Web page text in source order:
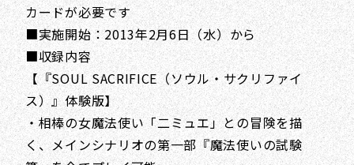
カードが必要です
■実施開始：2013年2月6日（水）から
■収録内容
【『SOUL SACRIFICE（ソウル・サクリファイ
ス）』体験版】
・相棒の女魔法使い「二ミュエ」との冒険を描
く、メインシナリオの第一部『魔法使いの試験